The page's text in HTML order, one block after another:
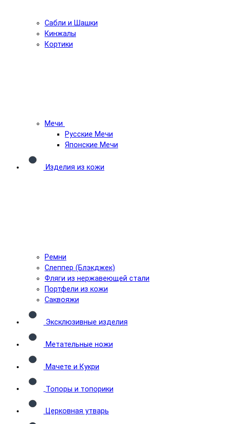
Сабли и Шашки
Кинжалы
Кортики
Мечи
Русские Мечи
Японские Мечи
Изделия из кожи
Ремни
Слеппер (Блэкджек)
Фляги из нержавеющей стали
Портфели из кожи
Саквояжи
Эксклюзивные изделия
Метательные ножи
Мачете и Кукри
Топоры и топорики
Церковная утварь